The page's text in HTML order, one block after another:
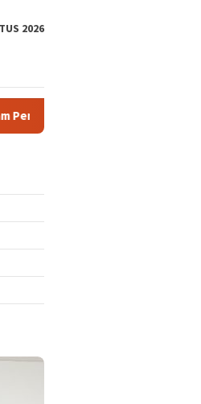
2026
Berdampak Tingkatkan